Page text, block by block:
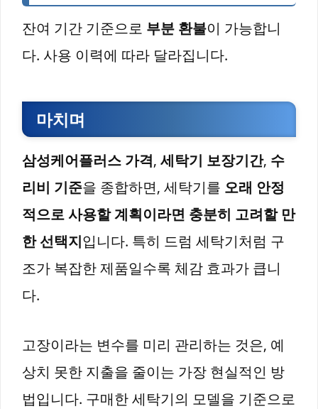
잔여 기간 기준으로 부분 환불이 가능합니
다. 사용 이력에 따라 달라집니다.
마치며
삼성케어플러스 가격, 세탁기 보장기간, 수
리비 기준을 종합하면, 세탁기를 오래 안정
적으로 사용할 계획이라면 충분히 고려할 만
한 선택지입니다. 특히 드럼 세탁기처럼 구
조가 복잡한 제품일수록 체감 효과가 큽니
다.
고장이라는 변수를 미리 관리하는 것은, 예
상치 못한 지출을 줄이는 가장 현실적인 방
법입니다. 구매한 세탁기의 모델을 기준으로